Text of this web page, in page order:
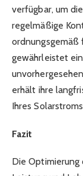
verfügbar, um
regelmäßige
ordnungsgemäß
gewährleistet
erhält ihre
Ihres
Fazit
Die Optimierung